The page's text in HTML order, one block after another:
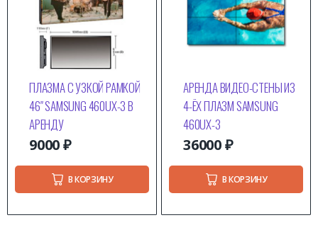
ПЛАЗМА C УЗКОЙ РАМКОЙ
46″ SAMSUNG 460UX-3 В
АРЕНДУ
9000₽
В КОРЗИНУ
АРЕНДА ВИДЕО-СТЕНЫ ИЗ
4-ЁХ ПЛАЗМ SAMSUNG
460UX-3
36000₽
В КОРЗИНУ